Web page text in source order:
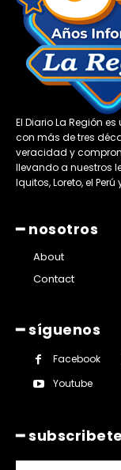
El Diario La Región
con más de tres
veracidad y
llevando a nuestros
Iquitos, Loreto, el
━ nosotros
About
Contact
━ síguenos
Facebook
Youtube
━ subscribete